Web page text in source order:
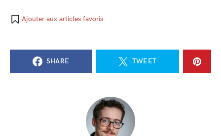
Ajouter aux articles favoris
SHARE TWEET